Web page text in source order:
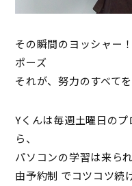
その瞬間のヨッシャー
ポーズ
それが、努力のすべて
Yくんは毎週土曜日の
ら、
パソコンの学習は来ら
由予約制 でコツコツ続